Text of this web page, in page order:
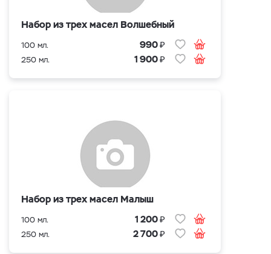
Набор из трех масел Волшебный
100 мл. 990₽
250 мл. 1 900₽
Набор из трех масел Малыш
100 мл. 1 200₽
250 мл. 2 700₽